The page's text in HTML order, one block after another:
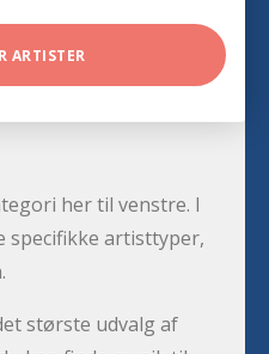
ARTISTER
her til venstre. I
artisttyper,
største udvalg af